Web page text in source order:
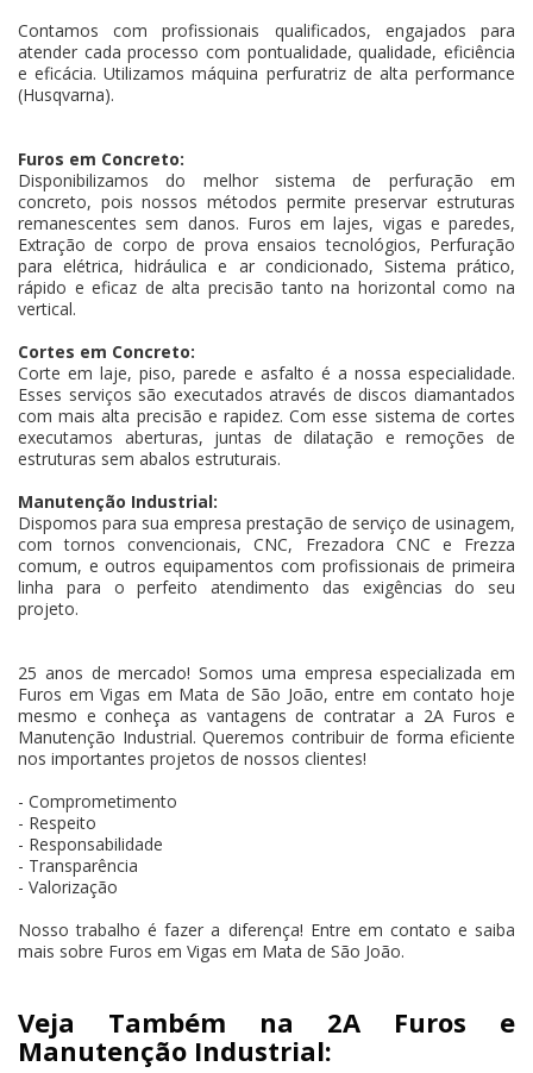
Contamos com profissionais qualificados, engajados para
atender cada processo com pontualidade, qualidade, eficiência
e eficácia. Utilizamos máquina perfuratriz de alta performance
(Husqvarna).
Furos em Concreto:
Disponibilizamos do melhor sistema de perfuração em
concreto, pois nossos métodos permite preservar estruturas
remanescentes sem danos. Furos em lajes, vigas e paredes,
Extração de corpo de prova ensaios tecnológios, Perfuração
para elétrica, hidráulica e ar condicionado, Sistema prático,
rápido e eficaz de alta precisão tanto na horizontal como na
vertical.
Cortes em Concreto:
Corte em laje, piso, parede e asfalto é a nossa especialidade.
Esses serviços são executados através de discos diamantados
com mais alta precisão e rapidez. Com esse sistema de cortes
executamos aberturas, juntas de dilatação e remoções de
estruturas sem abalos estruturais.
Manutenção Industrial:
Dispomos para sua empresa prestação de serviço de usinagem,
com tornos convencionais, CNC, Frezadora CNC e Frezza
comum, e outros equipamentos com profissionais de primeira
linha para o perfeito atendimento das exigências do seu
projeto.
25 anos de mercado! Somos uma empresa especializada em
Furos em Vigas em Mata de São João, entre em contato hoje
mesmo e conheça as vantagens de contratar a 2A Furos e
Manutenção Industrial. Queremos contribuir de forma eficiente
nos importantes projetos de nossos clientes!
- Comprometimento
- Respeito
- Responsabilidade
- Transparência
- Valorização
Nosso trabalho é fazer a diferença! Entre em contato e saiba
mais sobre Furos em Vigas em Mata de São João.
Veja Também na 2A Furos e
Manutenção Industrial: